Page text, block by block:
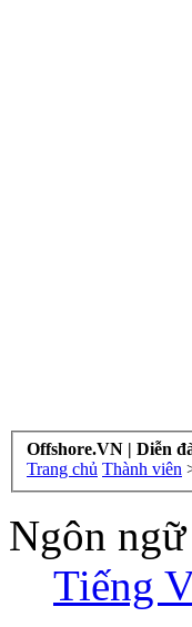
Offshore.VN | Diễn
Trang chủ Thành viên
Ngôn ngữ
Tiếng